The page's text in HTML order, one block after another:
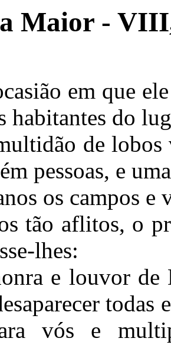
Maior -
em que
habitantes do
de lobos
pessoas, e
os campos e
tão aflitos, o
lhes:
e louvor de
todas
vós e